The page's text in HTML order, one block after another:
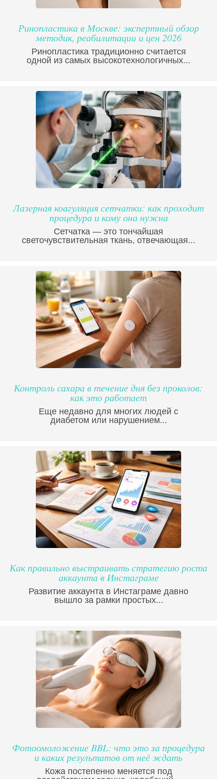
Ринопластика в Москве: экспертный обзор
методик, реабилитации и цен 2026
Ринопластика традиционно считается
одной из самых высокотехнологичных...
Лазерная коагуляция сетчатки: как проходит
процедура и кому она нужна
Сетчатка — это тончайшая
светочувствительная ткань, отвечающая...
Контроль сахара в течение дня без проколов:
как это работает
Еще недавно для многих людей с
диабетом или нарушением...
Как правильно выстраивать стратегию роста
аккаунта в Инстаграме
Развитие аккаунта в Инстаграме давно
вышло за рамки простых...
Фотоомоложение BBL: что это за процедура
и каких результатов от неё ждать
Кожа постепенно меняется под